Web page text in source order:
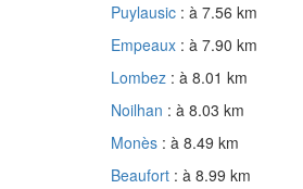
Puylausic : à 7.56 km
Empeaux : à 7.90 km
Lombez : à 8.01 km
Noilhan : à 8.03 km
Monès : à 8.49 km
Beaufort : à 8.99 km